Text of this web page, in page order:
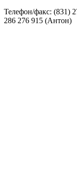
Телефон/факс: (831)
286 276 915 (Антон)